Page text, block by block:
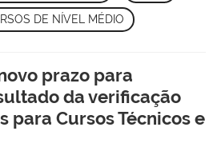
DE NÍVEL MÉDIO
prazo para
da verificação
para Cursos Técnicos e